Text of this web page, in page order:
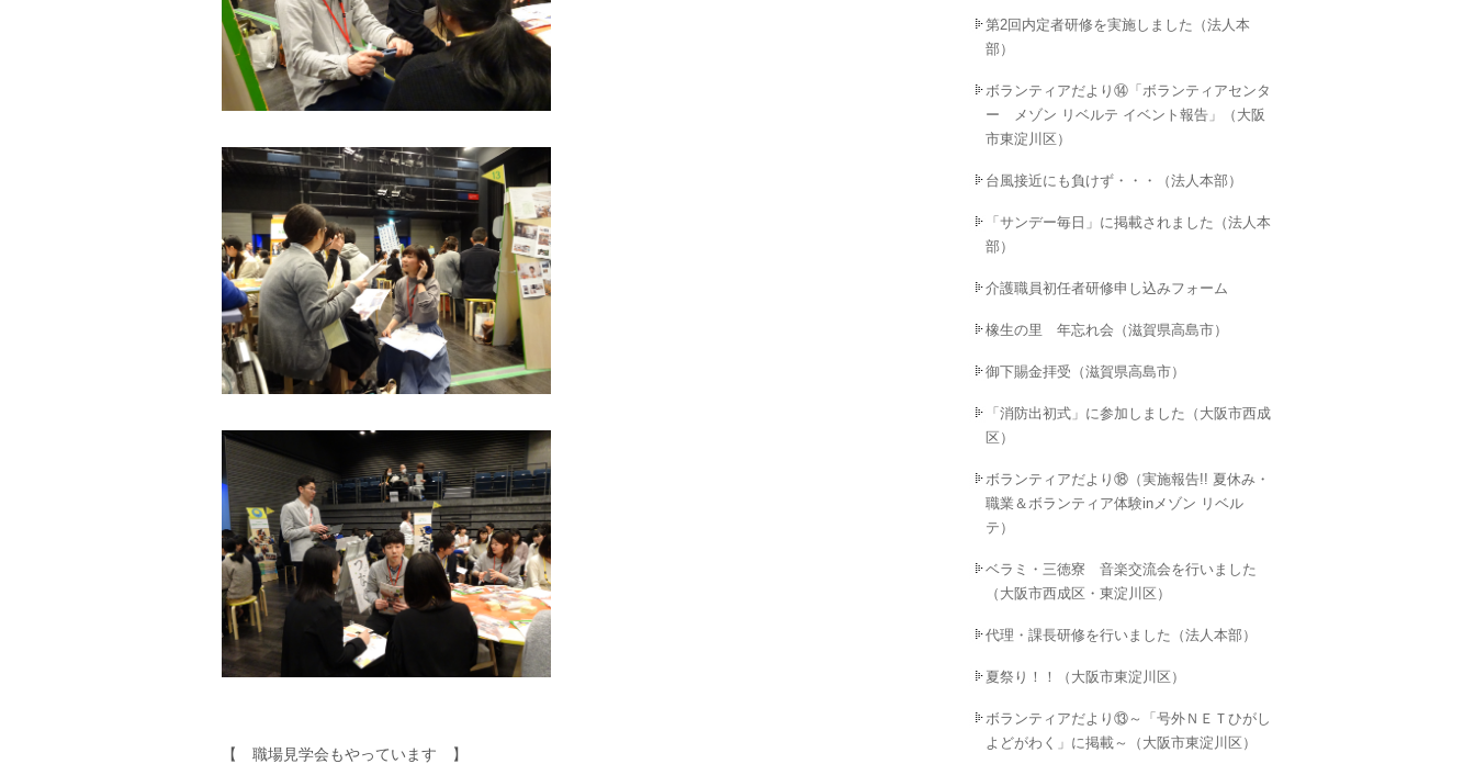
【 職場見学会もやっています 】
第2回内定者研修を実施しました（法人本
部）
ボランティアだより⑭「ボランティアセンタ
ー メゾン リベルテ イベント報告」（大阪
市東淀川区）
台風接近にも負けず・・・（法人本部）
「サンデー毎日」に掲載されました（法人本
部）
介護職員初任者研修申し込みフォーム
橡生の里 年忘れ会（滋賀県高島市）
御下賜金拝受（滋賀県高島市）
「消防出初式」に参加しました（大阪市西成
区）
ボランティアだより⑱（実施報告!! 夏休み・
職業＆ボランティア体験inメゾン リベル
テ）
ベラミ・三徳寮 音楽交流会を行いました
（大阪市西成区・東淀川区）
代理・課長研修を行いました（法人本部）
夏祭り！！（大阪市東淀川区）
ボランティアだより⑬～「号外ＮＥＴひがし
よどがわく」に掲載～（大阪市東淀川区）